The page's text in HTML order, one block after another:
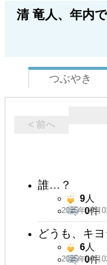
清 竜人、年内
つぶやき
< 前へ
誰…？
2025年10月
9人
0件
どうも、キ
2025年10月
6人
0件